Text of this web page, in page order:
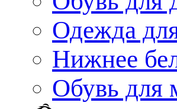
Одежда
Нижнее
Обувь для